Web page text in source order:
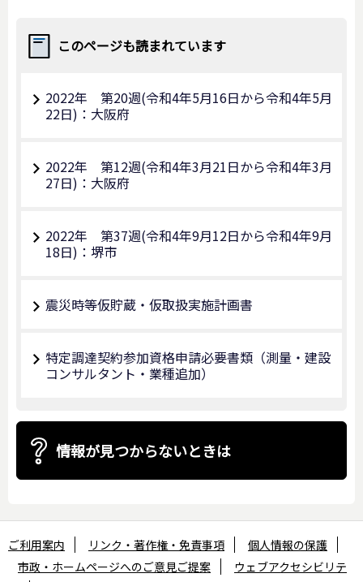
このページも読まれています
2022年 第20週(令和4年5月16日から令和4年5月
22日)：大阪府
2022年 第12週(令和4年3月21日から令和4年3月
27日)：大阪府
2022年 第37週(令和4年9月12日から令和4年9月
18日)：堺市
震災時等仮貯蔵・仮取扱実施計画書
特定調達契約参加資格申請必要書類（測量・建設
コンサルタント・業種追加）
情報が見つからないときは
ご利用案内 リンク・著作権・免責事項
個人情報の保護
市政・ホームページへのご意見ご提案
ウェブアクセシビリテ